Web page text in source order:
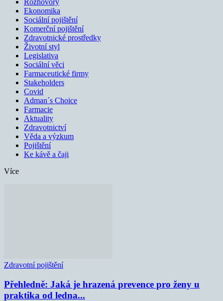
Rozhovory
Ekonomika
Sociální pojištění
Komerční pojištění
Zdravotnické prostředky
Životní styl
Legislativa
Sociální věci
Farmaceutické firmy
Stakeholders
Covid
Adman´s Choice
Farmacie
Aktuality
Zdravotnictví
Věda a výzkum
Pojištění
Ke kávě a čaji
Více
Zdravotní pojištění
Přehledně: Jaká je hrazená prevence pro ženy u
praktika od ledna...